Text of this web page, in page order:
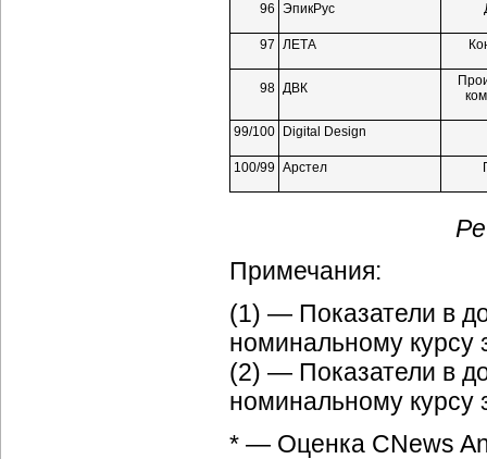
96 ЭпикРус
97 ЛЕТА
98 ДВК
99/100 Digital Design
100/99 Арстел
Примечания:
(1) — Показатели в
номинальному курсу
(2) — Показатели в
номинальному курсу
* — Оценка CNews